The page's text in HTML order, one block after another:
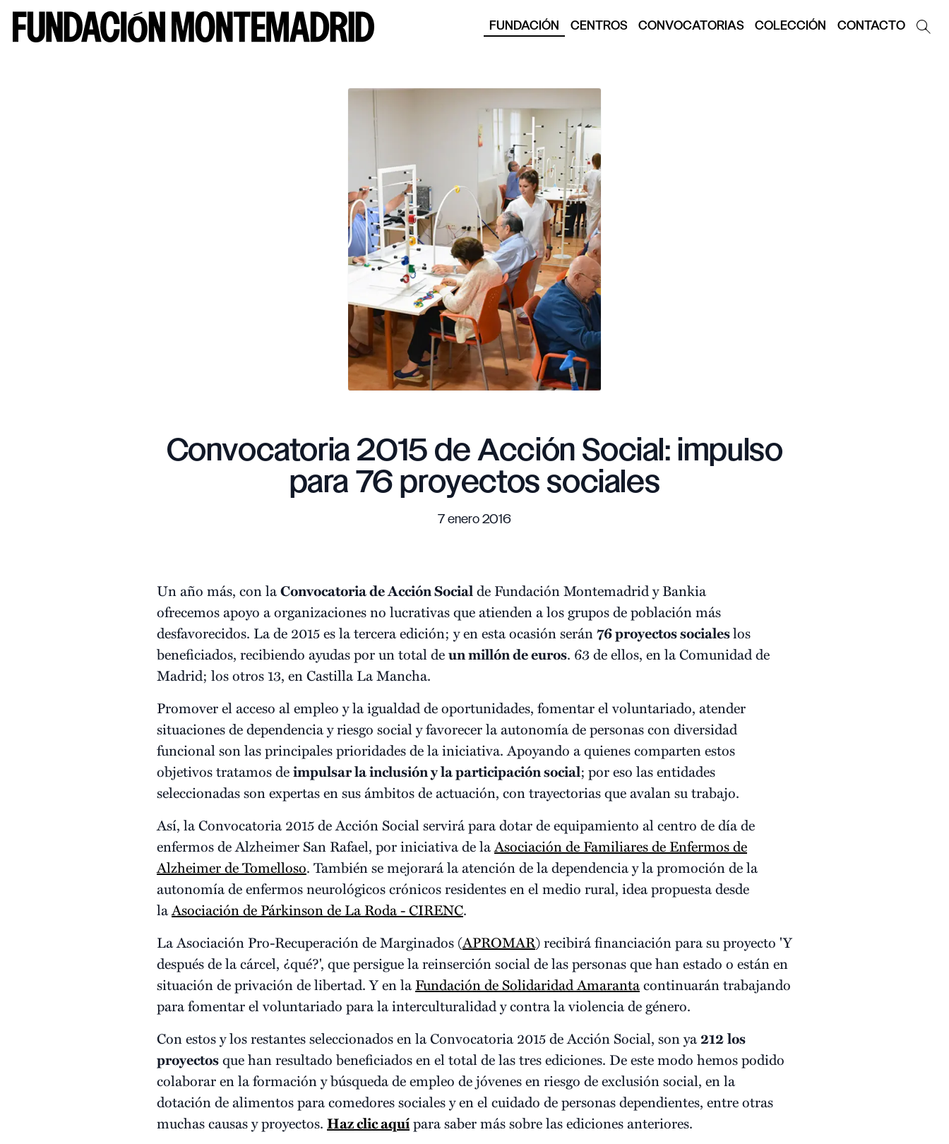
FUNDACIÓN CENTROS CONVOCATORIAS COLECCIÓN CONTACTO
Convocatoria 2015 de Acción Social: impulso
para 76 proyectos sociales
7 enero 2016
Un año más, con laConvocatoria de Acción Socialde Fundación Montemadrid y Bankia
ofrecemos apoyo a organizaciones no lucrativas que atienden a los grupos de población más
desfavorecidos. La de 2015 es la tercera edición; y en esta ocasión serán76 proyectos socialeslos
beneficiados, recibiendo ayudas por un total deun millón de euros. 63 de ellos, en la Comunidad de
Madrid; los otros 13, en Castilla La Mancha.
Promover el acceso al empleo y la igualdad de oportunidades, fomentar el voluntariado, atender
situaciones de dependencia y riesgo social y favorecer la autonomía de personas con diversidad
funcional son las principales prioridades de la iniciativa. Apoyando a quienes comparten estos
objetivos tratamos deimpulsar la inclusión y la participación social; por eso las entidades
seleccionadas son expertas en sus ámbitos de actuación, con trayectorias que avalan su trabajo.
Así, la Convocatoria 2015 de Acción Social servirá para dotar de equipamiento al centro de día de
enfermos de Alzheimer San Rafael, por iniciativa de laAsociación de Familiares de Enfermos de
Alzheimer de Tomelloso. También se mejorará la atención de la dependencia y la promoción de la
autonomía de enfermos neurológicos crónicos residentes en el medio rural, idea propuesta desde
laAsociación de Párkinson de La Roda - CIRENC.
La Asociación Pro-Recuperación de Marginados (APROMAR) recibirá financiación para su proyecto 'Y
después de la cárcel, ¿qué?', que persigue la reinserción social de las personas que han estado o están en
situación de privación de libertad. Y en la Fundación de Solidaridad Amarantacontinuarán trabajando
para fomentar el voluntariado para la interculturalidad y contra la violencia de género.
Con estos y los restantes seleccionados en la Convocatoria 2015 de Acción Social, son ya 212los
proyectosque han resultado beneficiados en el total de las tres ediciones. De este modo hemos podido
colaborar en la formación y búsqueda de empleo de jóvenes en riesgo de exclusión social, en la
dotación de alimentos para comedores sociales y en el cuidado de personas dependientes, entre otras
muchas causas y proyectos. Haz clic aquípara saber más sobre las ediciones anteriores.